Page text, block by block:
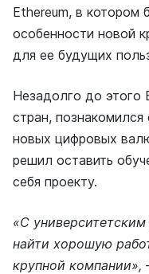
Ethereum, в котором
особенности новой
для ее будущих
Незадолго до этого
стран, познакомился
новых цифровых
решил оставить
себя проекту.
«С
найти хорошую
крупной компании»,